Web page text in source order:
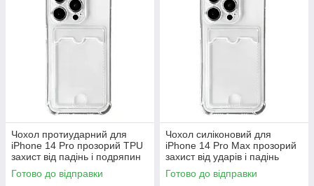
Чохол протиударний для
iPhone 14 Pro прозорий TPU
захист від падінь і подряпин
Готово до відправки
Чохол силіконовий для
iPhone 14 Pro Max прозорий
захист від ударів і падінь
Готово до відправки